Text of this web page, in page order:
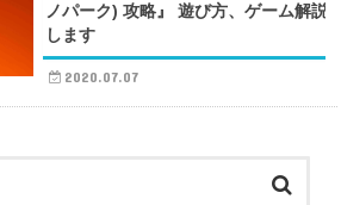
ノパーク) 攻略』 遊び方、ゲーム解説
します
2020.07.07